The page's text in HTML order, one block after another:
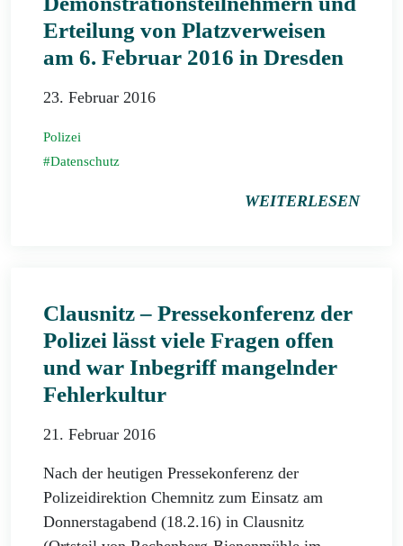
Erteilung von Platzverweisen
am 6. Februar 2016 in Dresden
23. Februar 2016
Polizei
Datenschutz
WEITERLESEN
Clausnitz – Pressekonferenz der
Polizei lässt viele Fragen offen
und war Inbegriff mangelnder
Fehlerkultur
21. Februar 2016
Nach der heutigen Pressekonferenz der
Polizeidirektion Chemnitz zum Einsatz am
Donnerstagabend (18.2.16) in Clausnitz